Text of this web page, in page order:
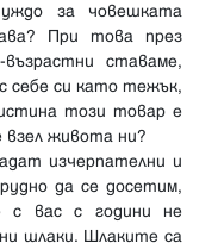
за човешката
При това през
ставаме,
себе си като тежък,
този товар е
взел живота ни?
изчерпателни и
да се досетим,
с вас с години не
шлаки. Шлаките са